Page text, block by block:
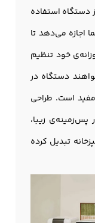
دستگاه استفاده
اجازه می‌دهد تا
خود تنظیم
دستگاه در
است. طراحی
زیبا،
تبدیل کرده